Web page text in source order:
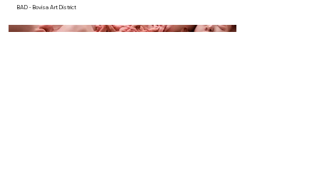
BAD - Bovisa Art District